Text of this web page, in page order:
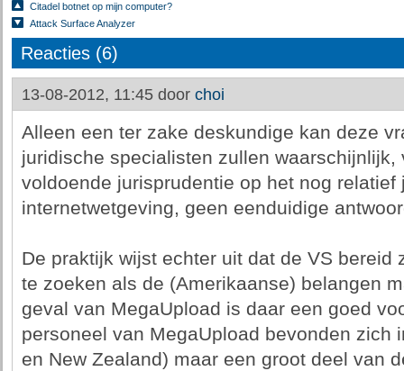
Citadel botnet op mijn computer?
Attack Surface Analyzer
Reacties (6)
13-08-2012, 11:45 door choi
Alleen een ter zake deskundige kan deze
juridische specialisten zullen
voldoende jurisprudentie op het nog relatief
internetwetgeving, geen eenduidige
De praktijk wijst echter uit dat de VS bereid
te zoeken als de (Amerikaanse) belangen
geval van MegaUpload is daar een goed
personeel van MegaUpload bevonden zich
en New Zealand) maar een groot deel van